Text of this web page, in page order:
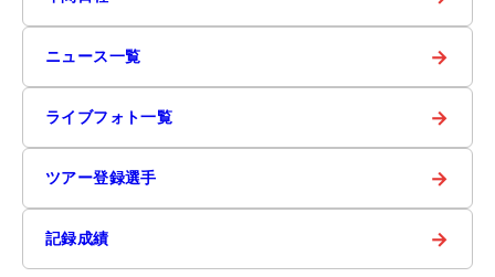
ニュース一覧 →
ライブフォト一覧 →
ツアー登録選手 →
記録成績 →